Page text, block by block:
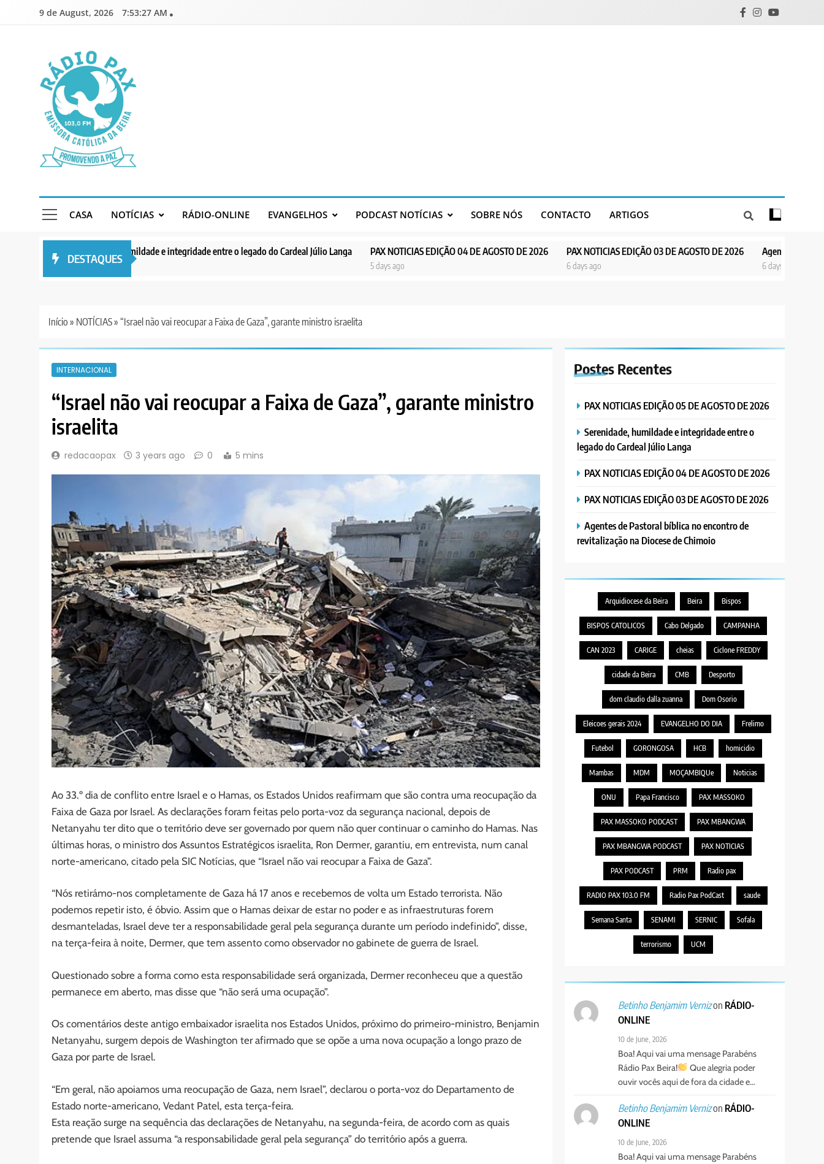
9 de August, 2026 7:53:29 AM
Rádio Pax
CASA NOTÍCIAS RÁDIO-ONLINE EVANGELHOS PODCAST NOTÍCIAS SOBRE NÓS CONTACTO ARTIGOS
DESTAQUES
Serenidade, humildade e integridade entre o legado do Cardeal Júlio Langa PAX NOTICIAS EDIÇÃO 04 DE AGOSTO DE 2026 PAX NOTICIAS EDIÇÃO 03 DE AGOSTO DE 2026 Agentes de Pastoral bíblica no
Início » NOTÍCIAS» “Israel não vai reocupar a Faixa de Gaza”, garante ministro israelita
INTERNACIONAL
“Israel não vai reocupar a Faixa de Gaza”, garante ministro
israelita
redacaopax 3 years ago 0 5 mins
Ao 33.º dia de conflito entre Israel e o Hamas, os Estados Unidos reafirmam que são contra uma reocupação da
Faixa de Gaza por Israel. As declarações foram feitas pelo porta-voz da segurança nacional, depois de
Netanyahu ter dito que o território deve ser governado por quem não quer continuar o caminho do Hamas. Nas
últimas horas, o ministro dos Assuntos Estratégicos israelita, Ron Dermer, garantiu, em entrevista, num canal
norte-americano, citado pela SIC Notícias, que “Israel não vai reocupar a Faixa de Gaza”.
“Nós retirámo-nos completamente de Gaza há 17 anos e recebemos de volta um Estado terrorista. Não
podemos repetir isto, é óbvio. Assim que o Hamas deixar de estar no poder e as infraestruturas forem
desmanteladas, Israel deve ter a responsabilidade geral pela segurança durante um período indefinido”, disse,
na terça-feira à noite, Dermer, que tem assento como observador no gabinete de guerra de Israel.
Questionado sobre a forma como esta responsabilidade será organizada, Dermer reconheceu que a questão
permanece em aberto, mas disse que “não será uma ocupação”.
Os comentários deste antigo embaixador israelita nos Estados Unidos, próximo do primeiro-ministro, Benjamin
Netanyahu, surgem depois de Washington ter afirmado que se opõe a uma nova ocupação a longo prazo de
Gaza por parte de Israel.
“Em geral, não apoiamos uma reocupação de Gaza, nem Israel”, declarou o porta-voz do Departamento de
Estado norte-americano, Vedant Patel, esta terça-feira.
Esta reação surge na sequência das declarações de Netanyahu, na segunda-feira, de acordo com as quais
pretende que Israel assuma “a responsabilidade geral pela segurança” do território após a guerra.
Postes Recentes
PAX NOTICIAS EDIÇÃO 05 DE AGOSTO DE 2026
Serenidade, humildade e integridade entre o
legado do Cardeal Júlio Langa
PAX NOTICIAS EDIÇÃO 04 DE AGOSTO DE 2026
PAX NOTICIAS EDIÇÃO 03 DE AGOSTO DE 2026
Agentes de Pastoral bíblica no encontro de
revitalização na Diocese de Chimoio
Arquidiocese da Beira Beira Bispos
BISPOS CATOLICOS Cabo Delgado CAMPANHA
CAN 2023 CARIGE cheias Ciclone FREDDY
cidade da Beira CMB Desporto
dom claudio dalla zuanna Dom Osorio
Eleicoes gerais 2024 EVANGELHO DO DIA Frelimo
Futebol GORONGOSA HCB homicidio
Mambas MDM MOÇAMBIQUe Noticias
ONU Papa Francisco PAX MASSOKO
PAX MASSOKO PODCAST PAX MBANGWA
PAX MBANGWA PODCAST PAX NOTICIAS
PAX PODCAST PRM Radio pax
RADIO PAX 103.0 FM Radio Pax PodCast saude
Semana Santa SENAMI SERNIC Sofala
terrorismo UCM
Betinho Benjamim Vernizon RÁDIO-
ONLINE
10 de June, 2026
Boa! Aqui vai uma mensage Parabéns
Rádio Pax Beira!
Que alegria poder
ouvir vocês aqui de fora da cidade e…
Betinho Benjamim Vernizon RÁDIO-
ONLINE
10 de June, 2026
Boa! Aqui vai uma mensage Parabéns